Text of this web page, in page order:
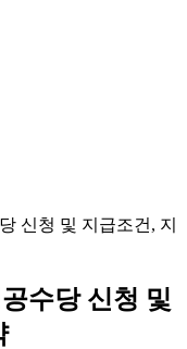
신청 및 지급조건, 지
수당 신청 및